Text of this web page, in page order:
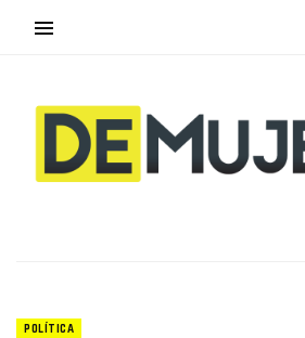
POLÍTICA